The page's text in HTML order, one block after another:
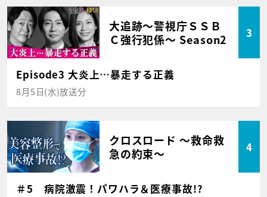
大追跡～警視庁ＳＳＢ
Ｃ強行犯係～ Season2
3
Episode3 大炎上…暴走する正義
8月5日(水)放送分
クロスロード ～救命救
急の約束～
4
＃5 病院激震！パワハラ＆医療事故!?